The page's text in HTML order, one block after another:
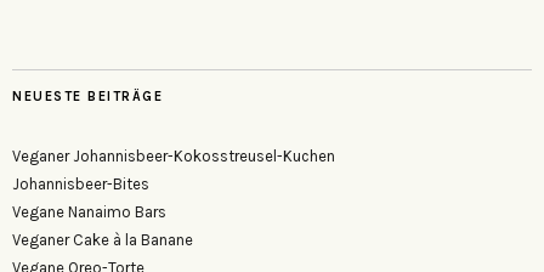
NEUESTE BEITRÄGE
Veganer Johannisbeer-Kokosstreusel-Kuchen
Johannisbeer-Bites
Vegane Nanaimo Bars
Veganer Cake à la Banane
Vegane Oreo-Torte